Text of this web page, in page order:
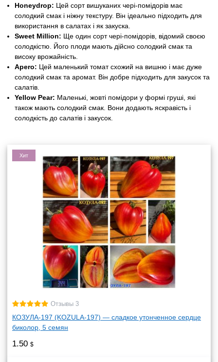
Honeydrop: Цей сорт вишуканих чері-помідорів має
солодкий смак і ніжну текстуру. Він ідеально підходить для
використання в салатах і як закуска.
Sweet Million: Ще один сорт чері-помідорів, відомий своєю
солодкістю. Його плоди мають дійсно солодкий смак та
високу врожайність.
Apero: Цей маленький томат схожий на вишню і має дуже
солодкий смак та аромат. Він добре підходить для закусок та
салатів.
Yellow Pear: Маленькі, жовті помідори у формі груші, які
також мають солодкий смак. Вони додають яскравість і
солодкість до салатів і закусок.
Хит
Отзывы 3
КОЗУЛА-197 (KOZULA-197) — сладкое утонченное сердце
биколор, 5 семян
1.50 $